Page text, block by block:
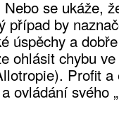
se ukáže,
případ by
úspěchy a
ohlásit chybu
Profit a
ovládání svého